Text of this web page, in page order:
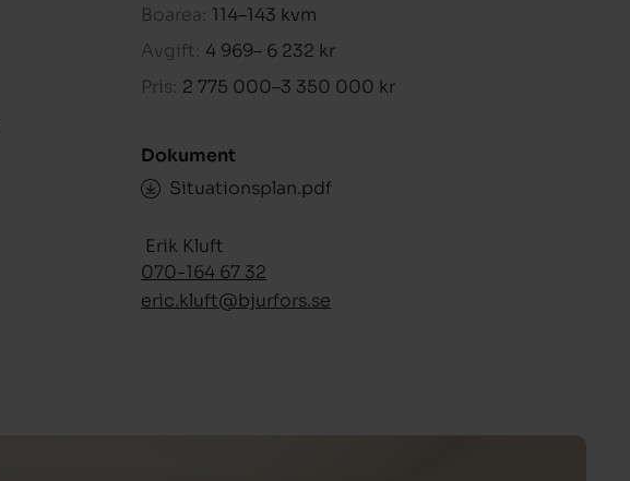
Boarea: 114–143 kvm
Avgift: 4 969– 6 232 kr
Pris: 2 775 000–3 350 000 kr
Dokument
Situationsplan.pdf
Erik Kluft
070-164 67 32
eric.kluft­@bjurfors.se